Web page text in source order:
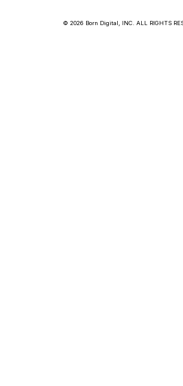
© 2026 Born Digital, INC. ALL RIGHTS